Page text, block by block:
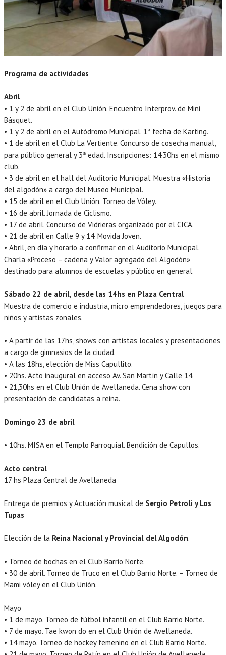
Programa de actividades
Abril
• 1 y 2 de abril en el Club Unión. Encuentro Interprov. de Mini
Básquet.
• 1 y 2 de abril en el Autódromo Municipal. 1ª fecha de Karting.
• 1 de abril en el Club La Vertiente. Concurso de cosecha manual,
para público general y 3ª edad. Inscripciones: 14.30hs en el mismo
club.
• 3 de abril en el hall del Auditorio Municipal. Muestra «Historia
del algodón» a cargo del Museo Municipal.
• 15 de abril en el Club Unión. Torneo de Vóley.
• 16 de abril. Jornada de Ciclismo.
• 17 de abril. Concurso de Vidrieras organizado por el CICA.
• 21 de abril en Calle 9 y 14. Movida Joven.
• Abril, en día y horario a confirmar en el Auditorio Municipal.
Charla «Proceso – cadena y Valor agregado del Algodón»
destinado para alumnos de escuelas y público en general.
Sábado 22 de abril, desde las 14hs en Plaza Central
Muestra de comercio e industria, micro emprendedores, juegos para
niños y artistas zonales.
• A partir de las 17hs, shows con artistas locales y presentaciones
a cargo de gimnasios de la ciudad.
• A las 18hs, elección de Miss Capullito.
• 20hs. Acto inaugural en acceso Av. San Martín y Calle 14.
• 21,30hs en el Club Unión de Avellaneda. Cena show con
presentación de candidatas a reina.
Domingo 23 de abril
• 10hs. MISA en el Templo Parroquial. Bendición de Capullos.
Acto central
17 hs Plaza Central de Avellaneda
Entrega de premios y Actuación musical de Sergio Petroli y Los
Tupas
Elección de la Reina Nacional y Provincial del Algodón.
• Torneo de bochas en el Club Barrio Norte.
• 30 de abril. Torneo de Truco en el Club Barrio Norte. – Torneo de
Mami vóley en el Club Unión.
Mayo
• 1 de mayo. Torneo de fútbol infantil en el Club Barrio Norte.
• 7 de mayo. Tae kwon do en el Club Unión de Avellaneda.
• 14 mayo. Torneo de hockey femenino en el Club Barrio Norte.